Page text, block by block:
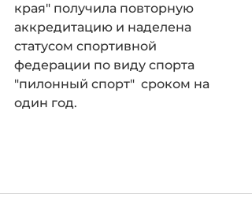
края" получила повторную
аккредитацию и наделена
статусом спортивной
федерации по виду спорта
"пилонный спорт"  сроком на
один год.